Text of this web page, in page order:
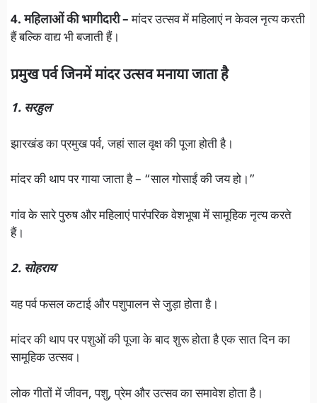
4. महिलाओं की भागीदारी –मांदर उत्सव में महिलाएं न केवल नृत्य करती
हैं बल्कि वाद्य भी बजाती हैं।
प्रमुख पर्व जिनमें मांदर उत्सव मनाया जाता है
1. सरहुल
झारखंड का प्रमुख पर्व, जहां साल वृक्ष की पूजा होती है।
मांदर की थाप पर गाया जाता है – “साल गोसाईं की जय हो।”
गांव के सारे पुरुष और महिलाएं पारंपरिक वेशभूषा में सामूहिक नृत्य करते
हैं।
2. सोहराय
यह पर्व फसल कटाई और पशुपालन से जुड़ा होता है।
मांदर की थाप पर पशुओं की पूजा के बाद शुरू होता है एक सात दिन का
सामूहिक उत्सव।
लोक गीतों में जीवन, पशु, प्रेम और उत्सव का समावेश होता है।